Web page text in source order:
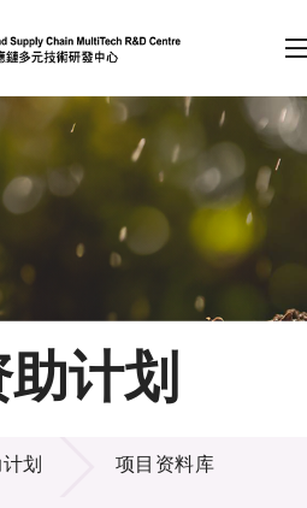
回车键）
会员登录
A A EN 繁 简
计划
划 项目资料库